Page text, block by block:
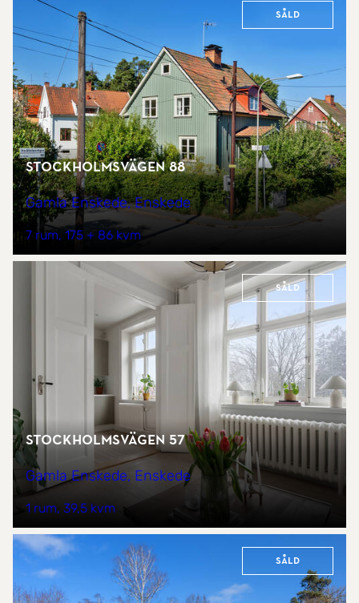
Såld
Stockholmsvägen 88
Gamla Enskede, Enskede
7 rum 175 + 86 kvm
Såld
Stockholmsvägen 57
Gamla Enskede, Enskede
1 rum 39,5 kvm
Såld